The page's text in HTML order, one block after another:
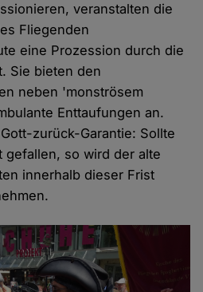
veranstalten die
Fliegenden
eine Prozession durch die
Sie bieten den
neben 'monströsem
Enttaufungen an.
zurück-Garantie: Sollte
gefallen, so wird der alte
innerhalb dieser Frist